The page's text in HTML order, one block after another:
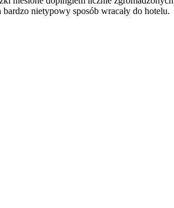
nietypowy sposób wracały do hotelu.